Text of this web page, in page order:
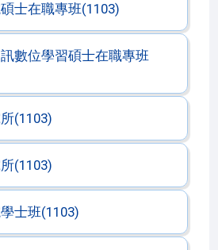
士在職專班(1103)
數位學習碩士在職專班
(1103)
(1103)
士班(1103)